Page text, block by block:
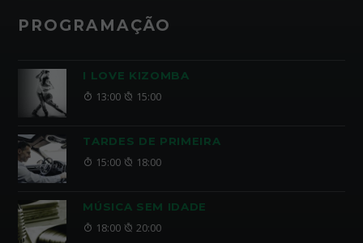
PROGRAMAÇÃO
I LOVE KIZOMBA
13:00 15:00
TARDES DE PRIMEIRA
15:00 18:00
MÚSICA SEM IDADE
18:00 20:00